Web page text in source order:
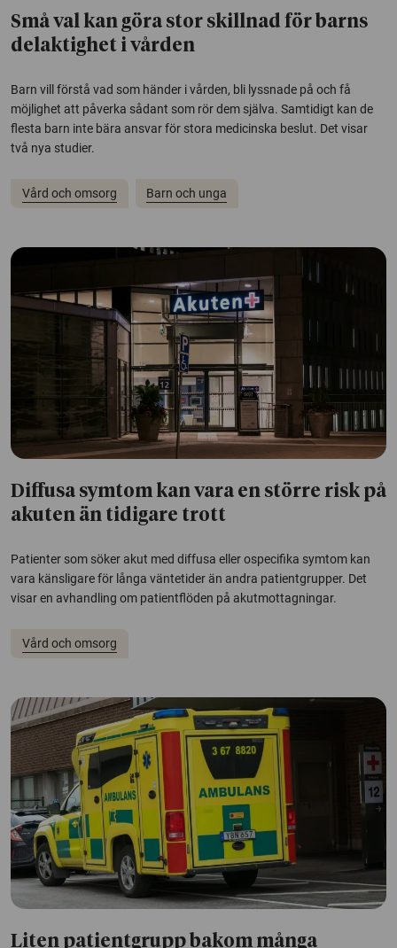
Små val kan göra stor skillnad för barns
delaktighet i vården
Barn vill förstå vad som händer i vården, bli lyssnade på och få
möjlighet att påverka sådant som rör dem själva. Samtidigt kan de
flesta barn inte bära ansvar för stora medicinska beslut. Det visar
två nya studier.
Vård och omsorg Barn och unga
Diffusa symtom kan vara en större risk på
akuten än tidigare trott
Patienter som söker akut med diffusa eller ospecifika symtom kan
vara känsligare för långa väntetider än andra patientgrupper. Det
visar en avhandling om patientflöden på akutmottagningar.
Vård och omsorg
Liten patientgrupp bakom många